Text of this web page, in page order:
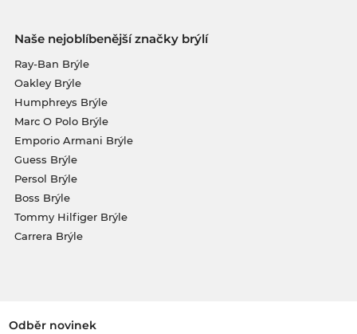
Naše nejoblíbenější značky brýlí
Ray-Ban Brýle
Oakley Brýle
Humphreys Brýle
Marc O Polo Brýle
Emporio Armani Brýle
Guess Brýle
Persol Brýle
Boss Brýle
Tommy Hilfiger Brýle
Carrera Brýle
Odběr novinek